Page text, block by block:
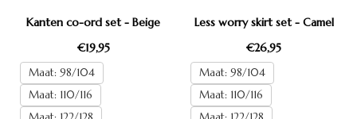
Kanten co-ord set - Beige
€19,95
Maat: 98/104
Maat: 110/116
Less worry skirt set - Camel
€26,95
Maat: 98/104
Maat: 110/116